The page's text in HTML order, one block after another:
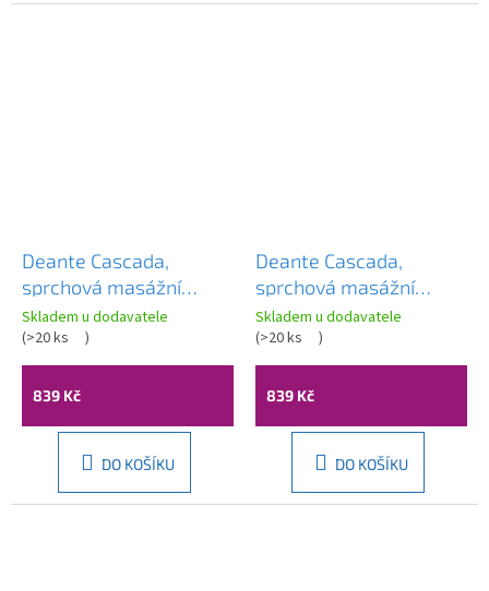
Deante Cascada,
sprchová masážní
tryska kulatá 1/2",
chromová, NAC_077K
Skladem u dodavatele
(>20 ks )
839 Kč
DO KOŠÍKU
Deante Cascada,
sprchová masážní
tryska hranatá 1/2",
chromová, NAC_071K
Skladem u dodavatele
(>20 ks )
839 Kč
DO KOŠÍKU